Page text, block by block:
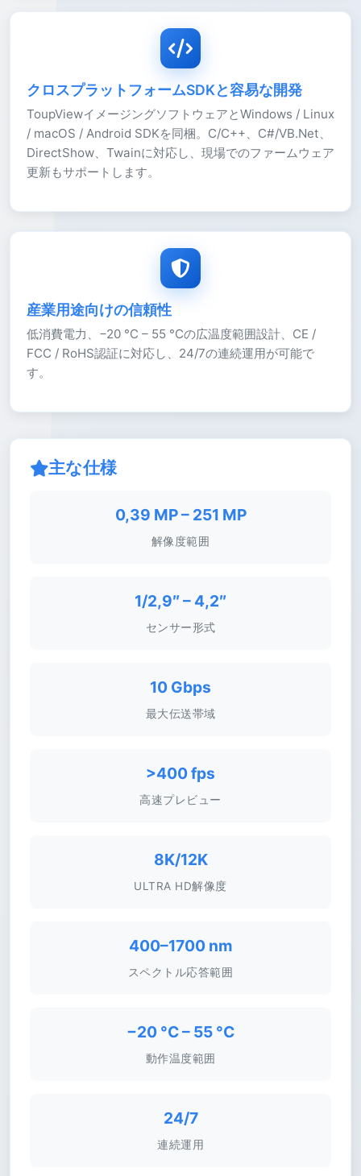
クロスプラットフォームSDKと容易な開発
ToupViewイメージングソフトウェアとWindows / Linux
/ macOS / Android SDKを同梱。C/C++、C#/VB.Net、
DirectShow、Twainに対応し、現場でのファームウェア
更新もサポートします。
産業用途向けの信頼性
低消費電力、−20 °C – 55 °Cの広温度範囲設計、CE /
FCC / RoHS認証に対応し、24/7の連続運用が可能で
す。
主な仕様
0,39 MP – 251 MP
解像度範囲
1/2,9″ – 4,2″
センサー形式
10 Gbps
最大伝送帯域
>400 fps
高速プレビュー
8K/12K
ULTRA HD解像度
400–1700 nm
スペクトル応答範囲
−20 °C – 55 °C
動作温度範囲
24/7
連続運用